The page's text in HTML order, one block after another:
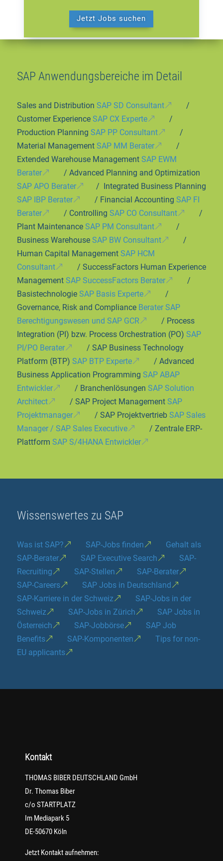
Jetzt Jobs suchen
SAP Anwendungsbereiche im Detail
Sales and Distribution SAP SD Consultant
/
Customer Experience SAP CX Experte
/
Production Planning SAP PP Consultant
/
Material Management SAP MM Berater
/
Extended Warehouse Management SAP EWM
Berater
/ Advanced Planning and Optimization
SAP APO Berater
/ Integrated Business Planning
SAP IBP Berater
/ Financial Accounting SAP FI
Berater
/ Controlling SAP CO Consultant
/
Plant Maintenance SAP PM Consultant
/
Business Warehouse SAP BW Consultant
/
Human Capital Management SAP HCM
Consultant
/ SuccessFactors Human Experience
Management SAP SuccessFactors Berater
/
Basistechnologie SAP Basis Experte
/
Governance, Risk and Compliance Berater SAP
Berechtigungswesen und SAP GCR
/ Process
Integration (PI) bzw. Process Orchestration (PO) SAP
PI/PO Berater
/ SAP Business Technology
Platform (BTP) SAP BTP Experte
/ Advanced
Business Application Programming SAP ABAP
Entwickler
/ Branchenlösungen SAP Solution
Architect
/ SAP Project Management SAP
Projektmanager
/ SAP Projektvertrieb SAP Sales
Manager / SAP Sales Executive
/ Zentrale ERP-
Plattform SAP S/4HANA Entwickler
Wissenswertes zu SAP
Was ist SAP? SAP-Jobs finden
Gehalt als
SAP-Berater
SAP Executive Search
SAP-
Recruiting
SAP-Stellen
SAP-Berater
SAP-Careers
SAP Jobs in Deutschland
SAP-Karriere in der Schweiz
SAP-Jobs in der
Schweiz
SAP-Jobs in Zürich
SAP Jobs in
Österreich
SAP-Jobbörse
SAP Job
Benefits
SAP-Komponenten
Tips for non-
EU applicants
Kontakt
THOMAS BIBER DEUTSCHLAND GmbH
Dr. Thomas Biber
c/o STARTPLATZ
Im Mediapark 5
DE-50670 Köln
Jetzt Kontakt aufnehmen: